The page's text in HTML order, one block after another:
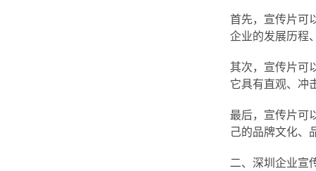
首先，宣传片可
企业的发展历程
其次，宣传片可
它具有直观、冲
最后，宣传片可
己的品牌文化、
二、深圳企业宣